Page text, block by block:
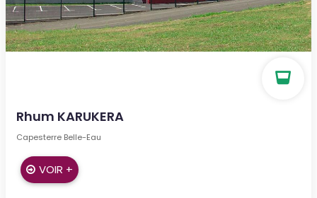
Rhum KARUKERA
Capesterre Belle-Eau
VOIR +